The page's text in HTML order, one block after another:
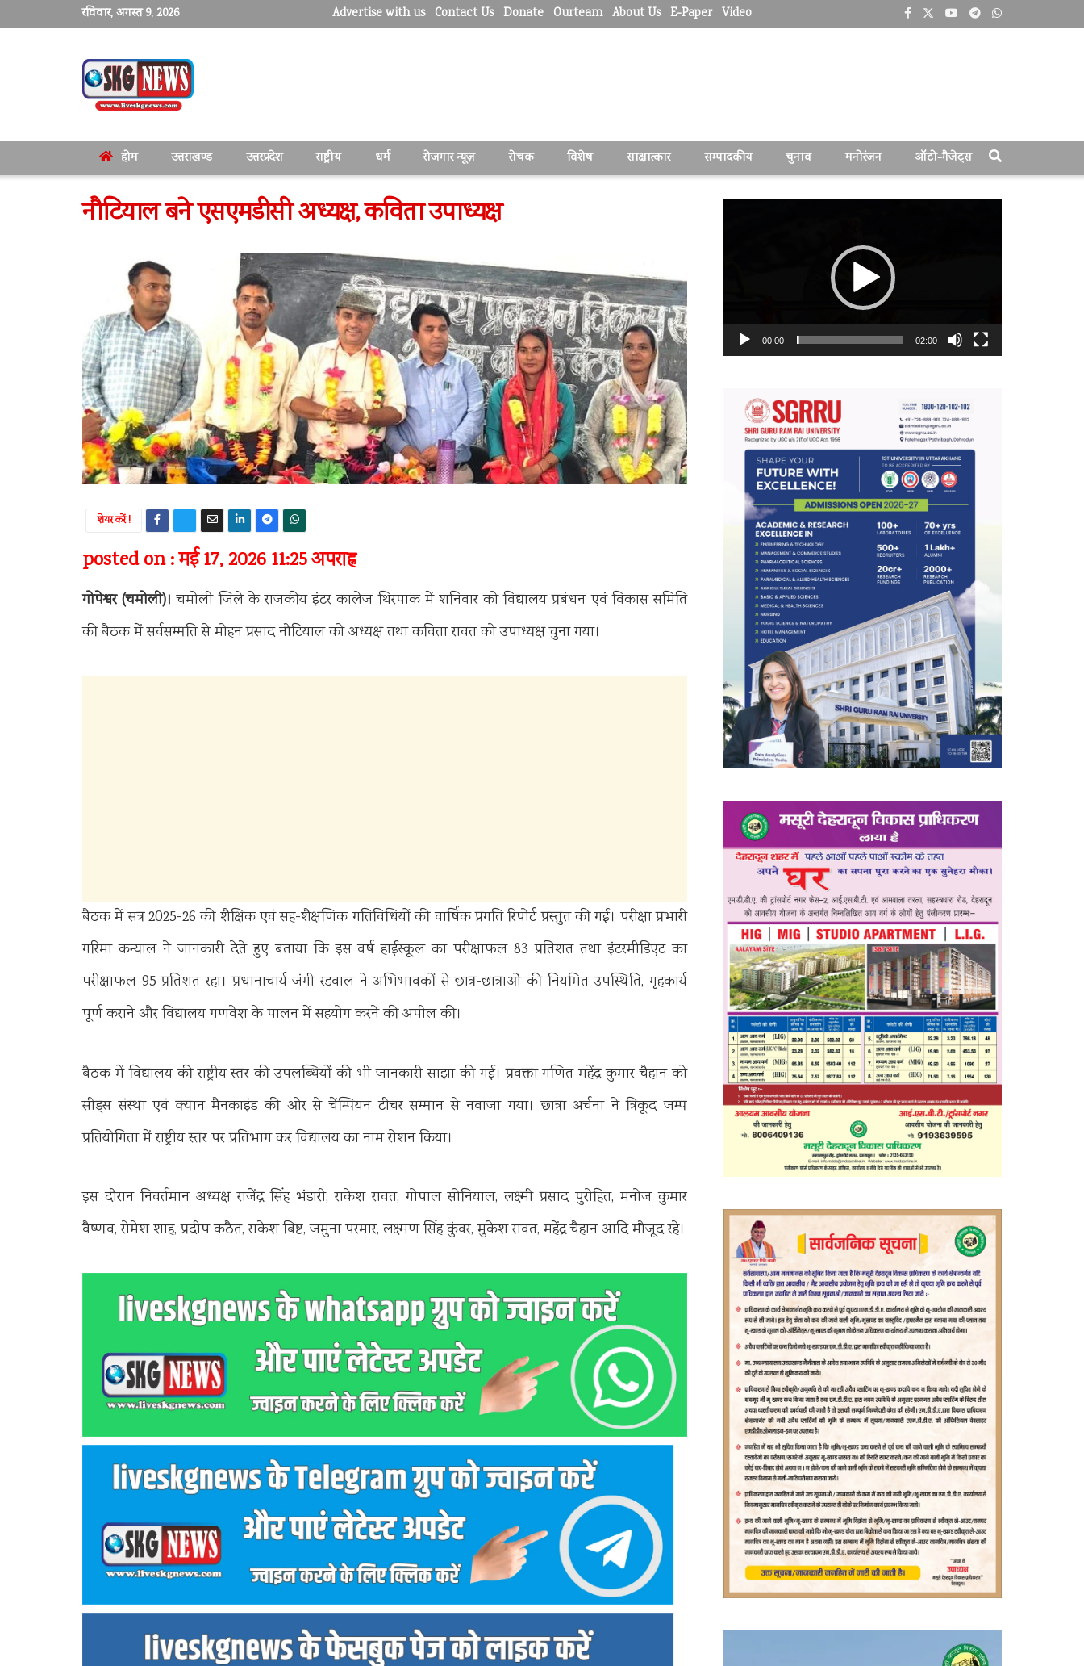
रविवार, अगस्त 9, 2026 Advertise with us Contact Us Donate Ourteam About Us E-Paper Video
होम उत्तराखण्ड उत्तरप्रदेश राष्ट्रीय धर्म रोजगार न्यूज़ रोचक विशेष साक्षात्कार सम्पादकीय चुनाव मनोरंजन ऑटो-गैजेट्स
नौटियाल बने एसएमडीसी अध्यक्ष, कविता उपाध्यक्ष
शेयर करें !
posted on : मई 17, 2026 11:25 अपराह्न
गोपेश्वर (चमोली)। चमोली जिले के राजकीय इंटर कालेज थिरपाक में शनिवार को विद्यालय प्रबंधन एवं विकास समिति
की बैठक में सर्वसम्मति से मोहन प्रसाद नौटियाल को अध्यक्ष तथा कविता रावत को उपाध्यक्ष चुना गया।
बैठक में सत्र 2025-26 की शैक्षिक एवं सह-शैक्षणिक गतिविधियों की वार्षिक प्रगति रिपोर्ट प्रस्तुत की गई। परीक्षा प्रभारी
गरिमा कन्याल ने जानकारी देते हुए बताया कि इस वर्ष हाईस्कूल का परीक्षाफल 83 प्रतिशत तथा इंटरमीडिएट का
परीक्षाफल 95 प्रतिशत रहा। प्रधानाचार्य जंगी रडवाल ने अभिभावकों से छात्र-छात्राओं की नियमित उपस्थिति, गृहकार्य
पूर्ण कराने और विद्यालय गणवेश के पालन में सहयोग करने की अपील की।
बैठक में विद्यालय की राष्ट्रीय स्तर की उपलब्धियों की भी जानकारी साझा की गई। प्रवक्ता गणित महेंद्र कुमार चैहान को
सीड्स संस्था एवं क्यान मैनकाइंड की ओर से चेंम्पियन टीचर सम्मान से नवाजा गया। छात्रा अर्चना ने त्रिकूद जम्प
प्रतियोगिता में राष्ट्रीय स्तर पर प्रतिभाग कर विद्यालय का नाम रोशन किया।
इस दौरान निवर्तमान अध्यक्ष राजेंद्र सिंह भंडारी, राकेश रावत, गोपाल सोनियाल, लक्ष्मी प्रसाद पुरोहित, मनोज कुमार
वैष्णव, रोमेश शाह, प्रदीप कठैत, राकेश बिष्ट, जमुना परमार, लक्ष्मण सिंह कुंवर, मुकेश रावत, महेंद्र चैहान आदि मौजूद रहे।
00:00 02:00